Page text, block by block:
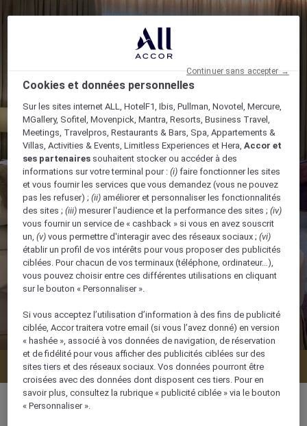
Vérifier la disponibilité
Cookies et données personnelles
Sur les sites internet ALL, HotelF1, Ibis, Pullman, Novotel, Mercure,
MGallery, Sofitel, Movenpick, Mantra, Resorts, Business Travel,
Meetings, Travelpros, Restaurants & Bars, Spa, Appartements &
Villas, Activities & Events, Limitless Experiences et Hera,Accor et
ses partenaires souhaitent stocker ou accéder à des
informations sur votre terminal pour :(i) faire fonctionner les sites
et vous fournir les services que vous demandez (vous ne pouvez
pas les refuser) ;(ii) améliorer et personnaliser les fonctionnalités
des sites ;(iii) mesurer l'audience et la performance des sites ;(iv)
vous fournir un service de « cashback » si vous en avez souscrit
un,(v) vous permettre d'interagir avec des réseaux sociaux ;(vi)
établir un profil de vos intérêts pour vous proposer des publicités
ciblées. Pour chacun de vos terminaux (téléphone, ordinateur…),
vous pouvez choisir entre ces différentes utilisations en cliquant
sur le bouton « Personnaliser ».
Si vous acceptez l’utilisation d’information à des fins de publicité
ciblée, Accor traitera votre email (si vous l’avez donné) en version
« hashée », associé à vos données de navigation, de réservation
et de fidélité pour vous afficher des publicités ciblées sur des
sites tiers et des réseaux sociaux. Vos données pourront être
croisées avec des données dont disposent ces tiers. Pour en
savoir plus, consultez la rubrique « publicité ciblée » via le bouton
« Personnaliser ».
Continuer sans accepter →